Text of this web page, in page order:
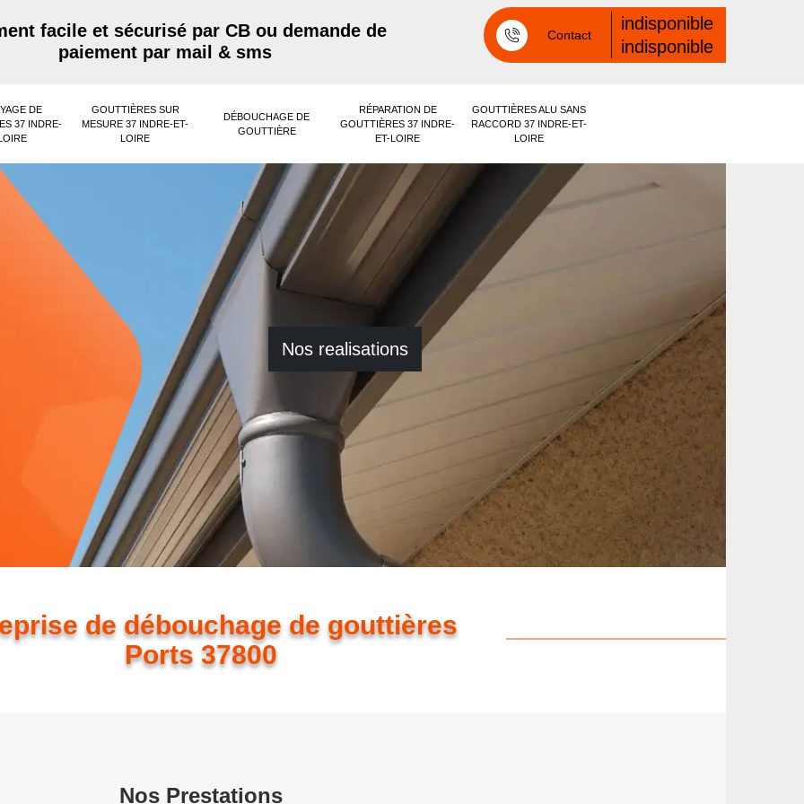
facile et sécurisé par CB ou demande de
paiement par mail & sms
Contact
indisponible
indisponible
DE
37 INDRE-
GOUTTIÈRES SUR
MESURE 37 INDRE-ET-
LOIRE
DÉBOUCHAGE DE
GOUTTIÈRE
RÉPARATION DE
GOUTTIÈRES 37 INDRE-
ET-LOIRE
GOUTTIÈRES ALU SANS
RACCORD 37 INDRE-ET-
LOIRE
Nos realisations
de débouchage de gouttières
Ports 37800
Nos Prestations